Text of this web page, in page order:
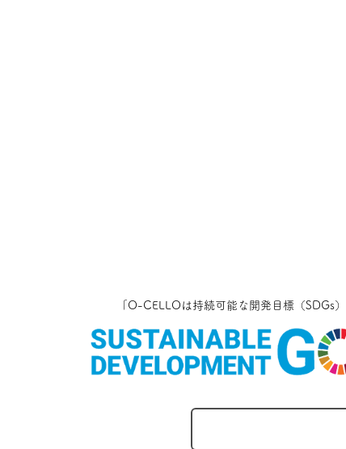
「O-CELLOは持続可能な開発目標（SDGs